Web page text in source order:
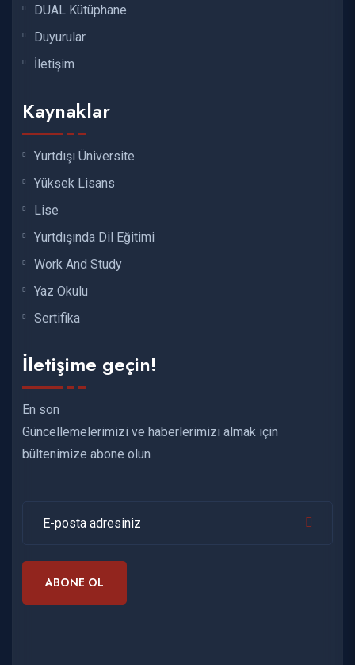
DUAL Kütüphane
Duyurular
İletişim
Kaynaklar
Yurtdışı Üniversite
Yüksek Lisans
Lise
Yurtdışında Dil Eğitimi
Work And Study
Yaz Okulu
Sertifika
İletişime geçin!
En son
Güncellemelerimizi ve haberlerimizi almak için
bültenimize abone olun
ABONE OL